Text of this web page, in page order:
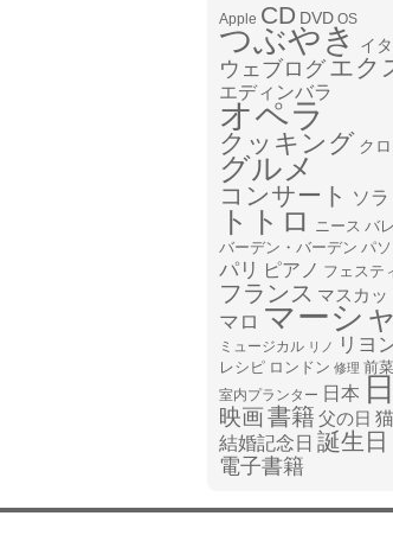
Apple CD DVD OS
つぶやき イ
ウェブログ エク
エディンバラ
オペラ
クッキング ク
グルメ
コンサート ソラ
トトロ ニース バ
バーデン・バーデン パ
パリ ピアノ フェステ
フランス マスカッ
マロ マーシャ
ミュージカル リノ リヨ
レシピ ロンドン 修理 前菜
室内プランター 日本
映画書籍 父の日 猫
結婚記念日 誕生日
電子書籍